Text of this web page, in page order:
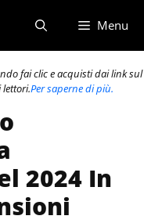
Menu
fai clic e acquisti dai link sul
Per saperne di più.
2024 In